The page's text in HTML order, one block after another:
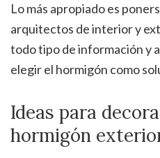
Lo más apropiado es
arquitectos de interior y
todo tipo de información y
elegir el hormigón como
Ideas para
hormigón